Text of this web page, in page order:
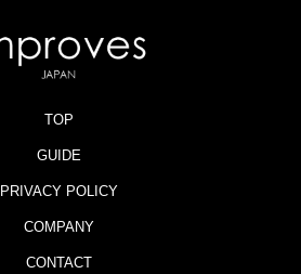
TOP
GUIDE
PRIVACY POLICY
COMPANY
CONTACT